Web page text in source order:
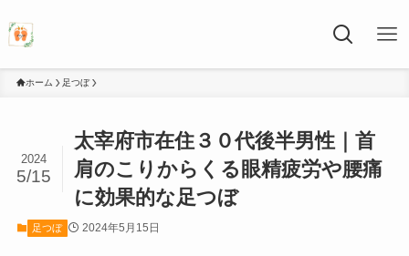
ホーム 足つぼ
太宰府市在住３０代後半男性｜首
肩のこりからくる眼精疲労や腰痛
に効果的な足つぼ
2024
5/15
足つぼ 2024年5月15日